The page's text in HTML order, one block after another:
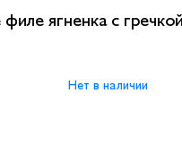
ягненка с
Нет в наличии